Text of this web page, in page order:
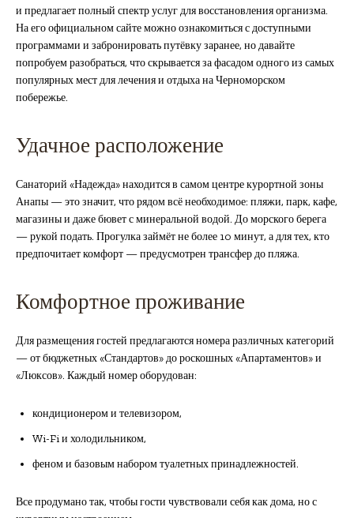
и предлагает полный спектр услуг для восстановления организма.
На его официальном сайте можно ознакомиться с доступными
программами и забронировать путёвку заранее, но давайте
попробуем разобраться, что скрывается за фасадом одного из самых
популярных мест для лечения и отдыха на Черноморском
побережье.
Удачное расположение
Санаторий «Надежда» находится в самом центре курортной зоны
Анапы — это значит, что рядом всё необходимое: пляжи, парк, кафе,
магазины и даже бювет с минеральной водой. До морского берега
— рукой подать. Прогулка займёт не более 10 минут, а для тех, кто
предпочитает комфорт — предусмотрен трансфер до пляжа.
Комфортное проживание
Для размещения гостей предлагаются номера различных категорий
— от бюджетных «Стандартов» до роскошных «Апартаментов» и
«Люксов». Каждый номер оборудован:
кондиционером и телевизором,
Wi-Fi и холодильником,
феном и базовым набором туалетных принадлежностей.
Все продумано так, чтобы гости чувствовали себя как дома, но с